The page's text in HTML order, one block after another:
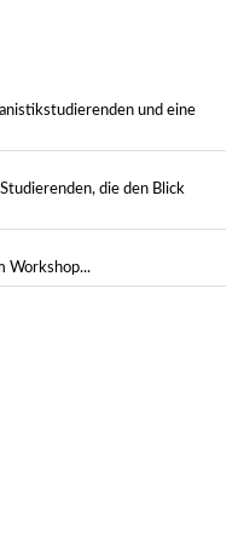
und eine
die den Blick
Workshop...